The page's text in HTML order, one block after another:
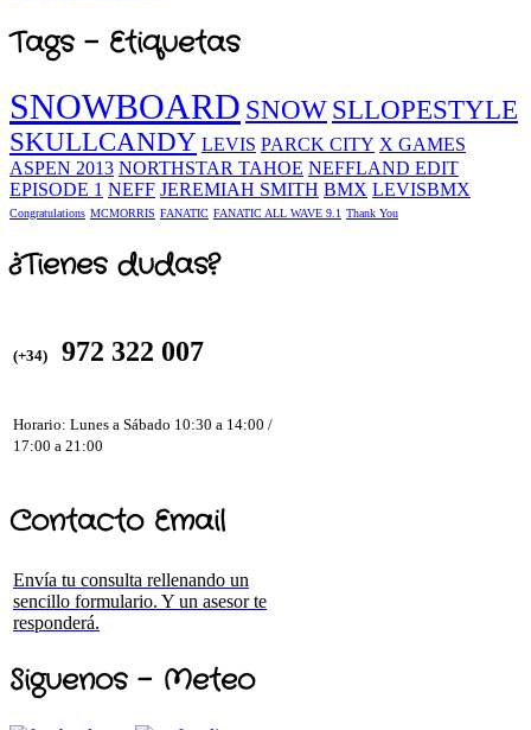
Tags - Etiquetas
SNOWBOARD SNOW SLLOPESTYLE
SKULLCANDY LEVIS PARCK CITY X GAMES
ASPEN 2013 NORTHSTAR TAHOE NEFFLAND EDIT
EPISODE 1 NEFF JEREMIAH SMITH BMX LEVISBMX
Congratulations MCMORRIS FANATIC FANATIC ALL WAVE 9.1 Thank You
¿Tienes dudas?
(+34) 972 322 007
Horario: Lunes a Sábado 10:30 a 14:00 /
17:00 a 21:00
Contacto Email
Envía tu consulta rellenando un
sencillo formulario. Y un asesor te
responderá.
Siguenos - Meteo